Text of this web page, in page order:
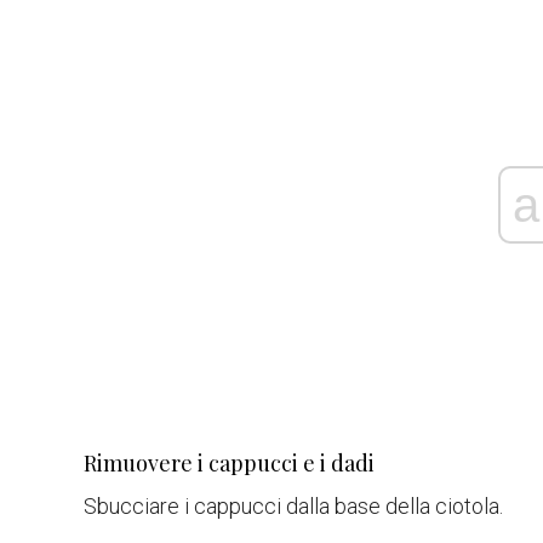
Rimuovere i cappucci e i dadi
Sbucciare i cappucci dalla base della ciotola.